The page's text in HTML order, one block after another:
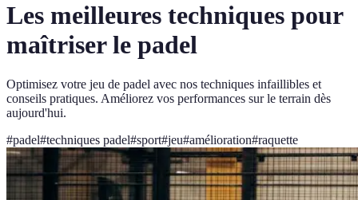
Les meilleures techniques pour
maîtriser le padel
Optimisez votre jeu de padel avec nos techniques infaillibles et
conseils pratiques. Améliorez vos performances sur le terrain dès
aujourd'hui.
#padel#techniques padel#sport#jeu#amélioration#raquette